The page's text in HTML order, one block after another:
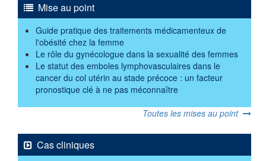
Mise au point
Guide pratique des traitements médicamenteux de
l'obésité chez la femme
Le rôle du gynécologue dans la sexualité des femmes
Le statut des emboles lymphovasculaires dans le
cancer du col utérin au stade précoce : un facteur
pronostique clé à ne pas méconnaître
Toutes les mises au point
Cas cliniques